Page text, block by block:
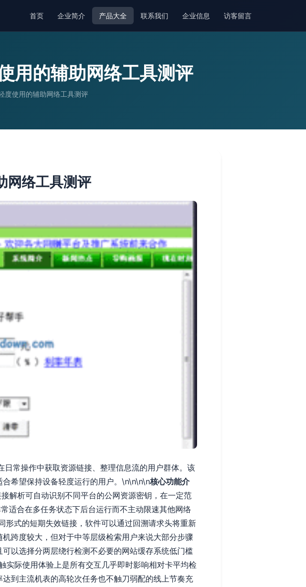
首页 企业简介 产品大全 联系我们 企业信息 访客留言
用的辅助网络工具测评
度使用的辅助网络工具测评
网络工具测评
常操作中获取资源链接、整理信息流的用户群体。该
希望保持设备轻度运行的用户。\n\n\n\n核心功能介
解析可自动识别不同平台的公网资源密钥，在一定范
适合在多任务状态下后台运行而不主动限速其他网络
形式的短期失效链接，软件可以通过回溯请求头将重新
跨度较大，但对于中等层级检索用户来说大部分步骤
以选择分两层绕行检测不必要的网站缓存系统低门槛
际使用体验上是所有交互几乎即时影响相对卡平均检
到主流机表的高轮次任务也不触刀弱配的线上节奏充